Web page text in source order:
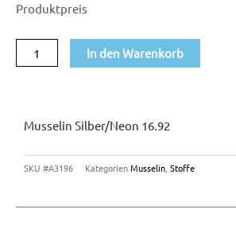
Produktpreis
Menge
In den Warenkorb
Musselin Silber/neon 16.92
SKU #A3196 KategorienMusselin Stoffe